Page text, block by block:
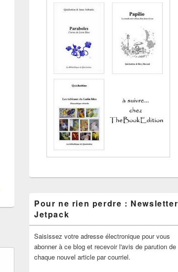
Pour ne rien perdre : Newsletter
Jetpack
Saisissez votre adresse électronique pour vous
abonner à ce blog et recevoir l'avis de parution de
chaque nouvel article par courriel.